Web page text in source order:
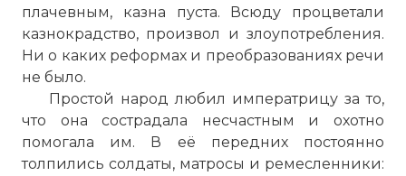
плачевным, казна пуста. Всюду процветали
казнокрадство, произвол и злоупотребления.
Ни о каких реформах и преобразованиях речи
не было.
Простой народ любил императрицу за то,
что она сострадала несчастным и охотно
помогала им. В её передних постоянно
толпились солдаты, матросы и ремесленники:
4. Династия Романовых. Екатерина I. Анна I.
Имя: